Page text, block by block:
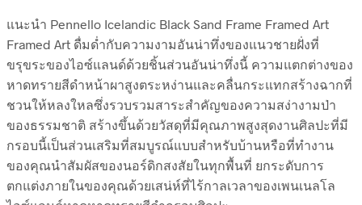
แนะนำ Pennello Icelandic Black Sand Frame Framed Art
Framed Art ดื่มด่ำกับความงามอันน่าทึ่งของแนวชายฝั่งที่
ขรุขระของไอซ์แลนด์ด้วยชิ้นส่วนอันน่าทึ่งนี้ ความแตกต่างของ
หาดทรายสีดำหน้าผาสูงตระหง่านและคลื่นกระแทกสร้างฉากที่
ชวนให้หลงใหลซึ่งรวบรวมสาระสำคัญของความสง่างามป่า
ของธรรมชาติ สร้างขึ้นด้วยวัสดุที่มีคุณภาพสูงสุดงานศิลปะที่มี
กรอบนี้เป็นส่วนเสริมที่สมบูรณ์แบบสำหรับบ้านหรือที่ทำงาน
ของคุณนำสัมผัสของนอร์ดิกสงสัยในทุกพื้นที่ ยกระดับการ
ตกแต่งภายในของคุณด้วยเสน่ห์ที่ไร้กาลเวลาของเพนเนลโล